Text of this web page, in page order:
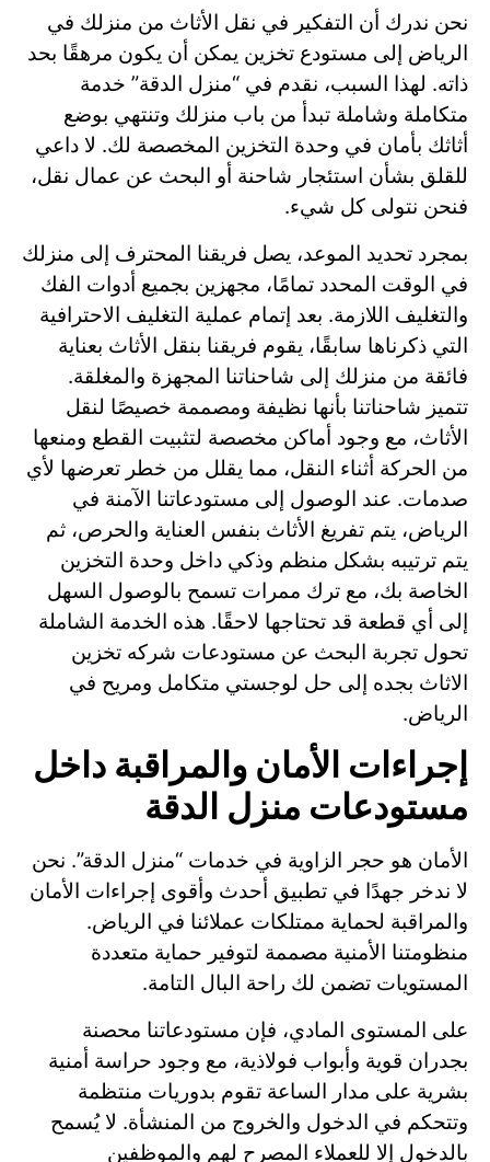
نحن ندرك أن التفكير في نقل الأثاث من منزلك في
الرياض إلى مستودع تخزين يمكن أن يكون مرهقًا بحد
ذاته. لهذا السبب، نقدم في “منزل الدقة” خدمة
متكاملة وشاملة تبدأ من باب منزلك وتنتهي بوضع
أثاثك بأمان في وحدة التخزين المخصصة لك. لا داعي
للقلق بشأن استئجار شاحنة أو البحث عن عمال نقل،
فنحن نتولى كل شيء.
بمجرد تحديد الموعد، يصل فريقنا المحترف إلى منزلك
في الوقت المحدد تمامًا، مجهزين بجميع أدوات الفك
والتغليف اللازمة. بعد إتمام عملية التغليف الاحترافية
التي ذكرناها سابقًا، يقوم فريقنا بنقل الأثاث بعناية
فائقة من منزلك إلى شاحناتنا المجهزة والمغلقة.
تتميز شاحناتنا بأنها نظيفة ومصممة خصيصًا لنقل
الأثاث، مع وجود أماكن مخصصة لتثبيت القطع ومنعها
من الحركة أثناء النقل، مما يقلل من خطر تعرضها لأي
صدمات. عند الوصول إلى مستودعاتنا الآمنة في
الرياض، يتم تفريغ الأثاث بنفس العناية والحرص، ثم
يتم ترتيبه بشكل منظم وذكي داخل وحدة التخزين
الخاصة بك، مع ترك ممرات تسمح بالوصول السهل
إلى أي قطعة قد تحتاجها لاحقًا. هذه الخدمة الشاملة
تحول تجربة البحث عن مستودعات شركه تخزين
الاثاث بجده إلى حل لوجستي متكامل ومريح في
الرياض.
إجراءات الأمان والمراقبة داخل
مستودعات منزل الدقة
الأمان هو حجر الزاوية في خدمات “منزل الدقة”. نحن
لا ندخر جهدًا في تطبيق أحدث وأقوى إجراءات الأمان
والمراقبة لحماية ممتلكات عملائنا في الرياض.
منظومتنا الأمنية مصممة لتوفير حماية متعددة
المستويات تضمن لك راحة البال التامة.
على المستوى المادي، فإن مستودعاتنا محصنة
بجدران قوية وأبواب فولاذية، مع وجود حراسة أمنية
بشرية على مدار الساعة تقوم بدوريات منتظمة
وتتحكم في الدخول والخروج من المنشأة. لا يُسمح
بالدخول إلا للعملاء المصرح لهم والموظفين